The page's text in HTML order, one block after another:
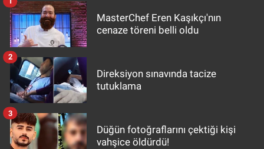
MasterChef Eren Kaşıkçı'nın
cenaze töreni belli oldu
Direksiyon sınavında tacize
tutuklama
2
Düğün fotoğraflarını çektiği kişi
vahşice öldürdü!
3